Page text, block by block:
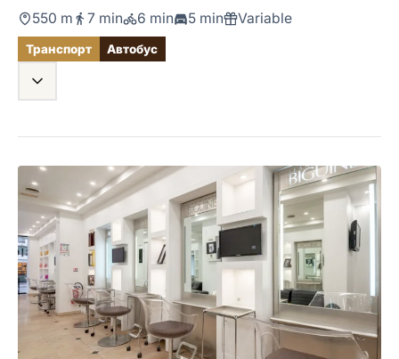
550 m 7 min 6 min 5 min Variable
Транспорт Автобус